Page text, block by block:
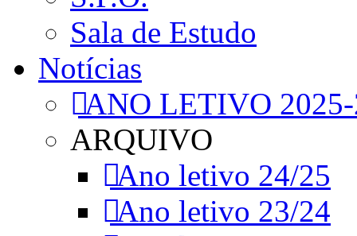
Sala de Estudo
Notícias
ANO LETIVO
ARQUIVO
Ano letivo 24/25
Ano letivo 23/24